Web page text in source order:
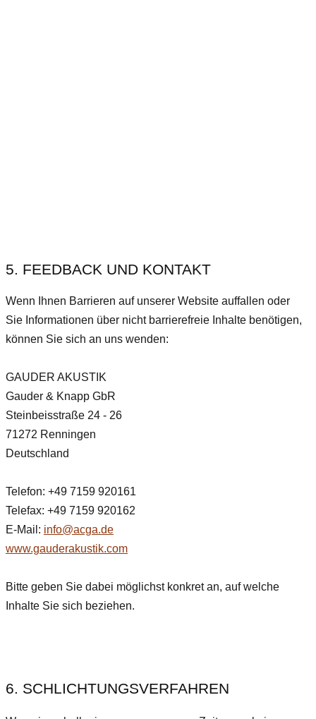
5. FEEDBACK UND KONTAKT
Wenn Ihnen Barrieren auf unserer Website auffallen oder
Sie Informationen über nicht barrierefreie Inhalte benötigen,
können Sie sich an uns wenden:
GAUDER AKUSTIK
Gauder & Knapp GbR
Steinbeisstraße 24 - 26
71272 Renningen
Deutschland
Telefon: +49 7159 920161
Telefax: +49 7159 920162
E-Mail: info@acga.de
www.gauderakustik.com
Bitte geben Sie dabei möglichst konkret an, auf welche
Inhalte Sie sich beziehen.
6. SCHLICHTUNGSVERFAHREN